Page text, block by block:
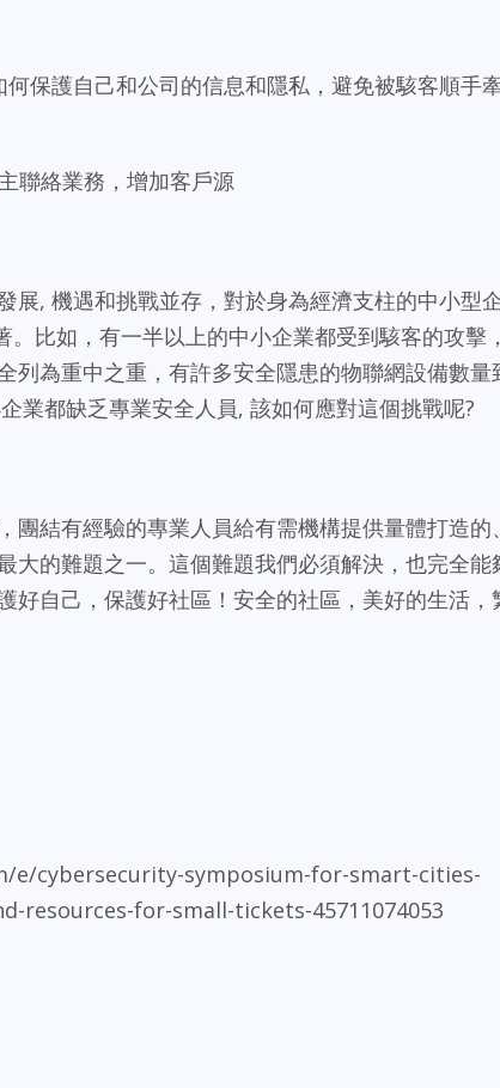
保護自己和公司的信息和隱私，避免被駭客順手
聯絡業務，增加客戶源
展, 機遇和挑戰並存，對於身為經濟支柱的中小型
。比如，有一半以上的中小企業都受到駭客的攻擊
列為重中之重，有許多安全隱患的物聯網設備數量
業都缺乏專業安全人員, 該如何應對這個挑戰呢?
團結有經驗的專業人員給有需機構提供量體打造的
大的難題之一。這個難題我們必須解決，也完全能
好自己，保護好社區！安全的社區，美好的生活，
e/cybersecurity-symposium-for-smart-cities-
resources-for-small-tickets-45711074053